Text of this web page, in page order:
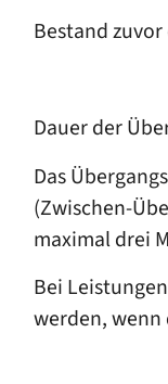
Bestand
Dauer der
Das
(Zwischen-
maximal drei
Bei
werden,